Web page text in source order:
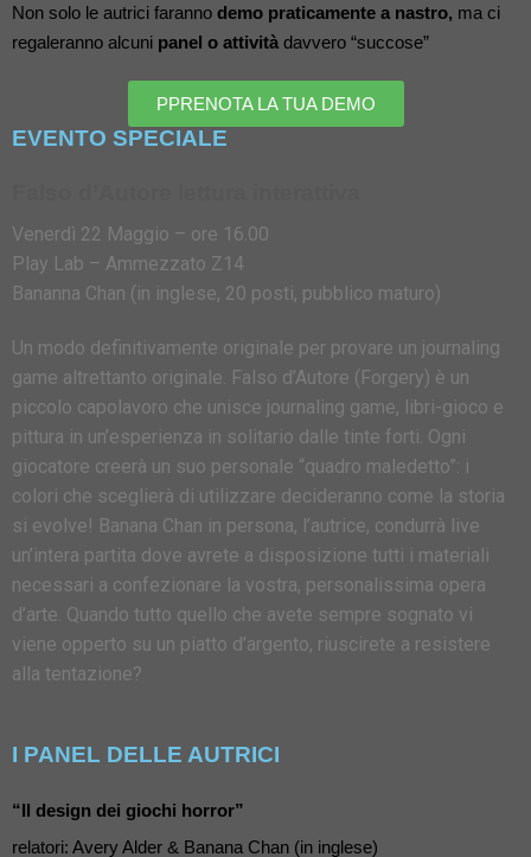
Non solo le autrici faranno demo praticamente a nastro, ma ci
regaleranno alcuni panel o attività davvero “succose”
PPRENOTA LA TUA DEMO
EVENTO SPECIALE
Venerdì 22 Maggio – ore 16.00
Play Lab – Ammezzato Z14
Bananna Chan (in inglese, 20 posti, pubblico maturo)
Un modo definitivamente originale per provare un journaling
game altrettanto originale. Falso d’Autore (Forgery) è un
piccolo capolavoro che unisce journaling game, libri-gioco e
pittura in un’esperienza in solitario dalle tinte forti. Ogni
giocatore creerà un suo personale “quadro maledetto”: i
colori che sceglierà di utilizzare decideranno come la storia
si evolve! Banana Chan in persona, l’autrice, condurrà live
un’intera partita dove avrete a disposizione tutti i materiali
necessari a confezionare la vostra, personalissima opera
d’arte. Quando tutto quello che avete sempre sognato vi
viene opperto su un piatto d’argento, riuscirete a resistere
alla tentazione?
I PANEL DELLE AUTRICI
“Il design dei giochi horror”
relatori: Avery Alder & Banana Chan (in inglese)